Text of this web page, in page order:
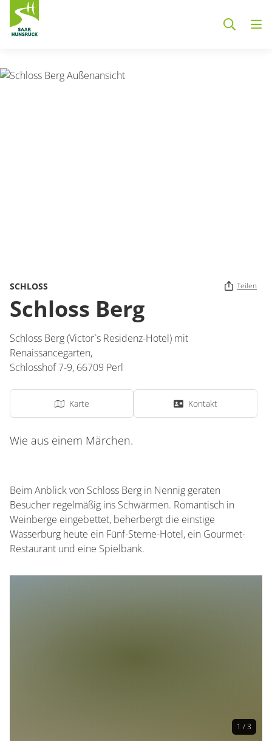
SCHLOSS Teilen
Schloss Berg
Schloss Berg (Victor`s Residenz-Hotel) mit
Renaissancegarten,
Schlosshof 7-9, 66709 Perl
Karte Kontakt
Wie aus einem Märchen.
Beim Anblick von Schloss Berg in Nennig geraten
Besucher regelmäßig ins Schwärmen. Romantisch in
Weinberge eingebettet, beherbergt die einstige
Wasserburg heute ein Fünf-Sterne-Hotel, ein Gourmet-
Restaurant und eine Spielbank.
1 / 3